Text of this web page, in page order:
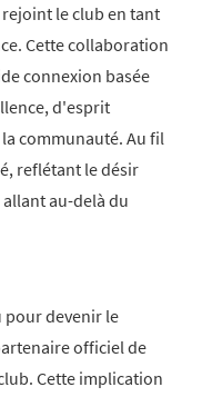
rejoint le club en tant
Cette collaboration
connexion basée
d'esprit
communauté. Au fil
reflétant le désir
au-delà du
pour devenir le
officiel de
Cette implication